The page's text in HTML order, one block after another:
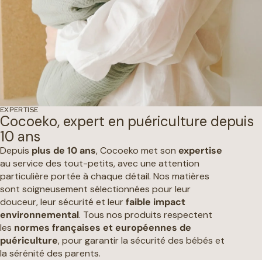
EXPERTISE
Cocoeko, expert en puériculture depuis
10 ans
Depuis plus de 10 ans, Cocoeko met son expertise
au service des tout-petits, avec une attention
particulière portée à chaque détail. Nos matières
sont soigneusement sélectionnées pour leur
douceur, leur sécurité et leurfaible impact
environnemental. Tous nos produits respectent
les normes françaises et européennes de
puériculture, pour garantir la sécurité des bébés et
la sérénité des parents.